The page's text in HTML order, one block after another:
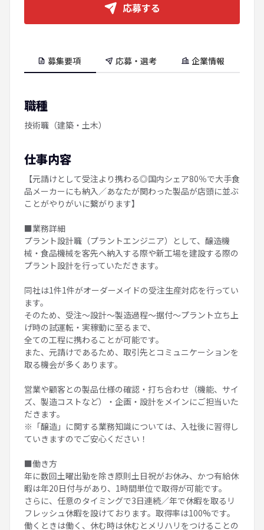
応募する
募集要項 応募・選考 企業情報
職種
技術職（建築・土木）
仕事内容
【元請けとして受注より携わる◎国内シェア80％で大手食
品メーカーにも納入／あなたが関わった製品が店頭に並ぶ
ことがやりがいに繋がります】
■業務詳細
プラント設計職（プラントエンジニア）として、醸造機
械・食品機械を客先へ納入する際や新工場を建設する際の
プラント設計を行っていただきます。
同社は1件1件がオーダーメイドの受注生産対応を行ってい
ます。
そのため、受注～設計～製造過程～据付～プラント立ち上
げ時の試運転・実稼動に至るまで、
全ての工程に携わることが可能です。
また、元請けであるため、取引先とコミュニケーションを
取る機会が多くあります。
営業や顧客との製品仕様の確認・打ち合わせ（機能、サイ
ズ、製造コストなど）・企画・設計をメインにご担当いた
だきます。
※「醸造」に関する業務知識については、入社後に習得し
ていきますのでご安心ください！
■働き方
年に数回土曜出勤を除き原則土日祝がお休み、かつ有給休
暇は年20日付与があり、1時間単位で取得が可能です。
さらに、任意のタイミングで3日連続／年で休暇を取るリ
フレッシュ休暇を設けております。取得率は100%です。
働くときは働く、休む時は休むとメリハリをつけることの